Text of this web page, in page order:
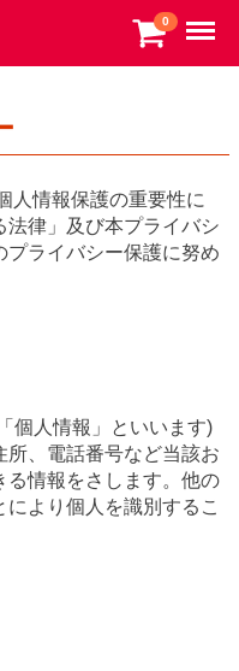
0 Menu
人情報保護の重要性に
律」及び本プライバシ
プライバシー保護に努め
個人情報」といいます)
所、電話番号など当該お
る情報をさします。他の
より個人を識別するこ